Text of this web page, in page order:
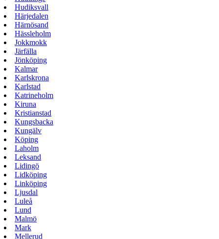
Hudiksvall
Härjedalen
Härnösand
Hässleholm
Jokkmokk
Järfälla
Jönköping
Kalmar
Karlskrona
Karlstad
Katrineholm
Kiruna
Kristianstad
Kungsbacka
Kungälv
Köping
Laholm
Leksand
Lidingö
Lidköping
Linköping
Ljusdal
Luleå
Lund
Malmö
Mark
Mellerud